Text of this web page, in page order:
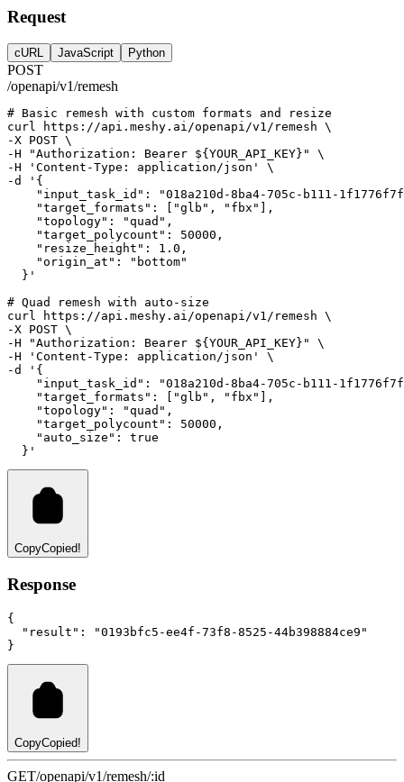
Request
cURL JavaScript Python
POST
/openapi/v1/remesh
# Basic remesh with custom formats and resize
curl
https://api.meshy.ai/openapi/v1/remesh \
-X POST \
-H
"Authorization: Bearer ${YOUR_API_KEY}"
\
-H
'Content-Type: application/json'
\
-d
'{
"input_task_id": "018a210d-8ba4-705c-b111-
    "target_formats": ["glb", "fbx"],
    "topology": "quad",
    "target_polycount": 50000,
    "resize_height": 1.0,
    "origin_at": "bottom"
  }'
# Quad remesh with auto-size
curl
https://api.meshy.ai/openapi/v1/remesh \
-X POST \
-H
"Authorization: Bearer ${YOUR_API_KEY}"
\
-H
'Content-Type: application/json'
\
-d
'{
"input_task_id": "018a210d-8ba4-705c-b111-
    "target_formats": ["glb", "fbx"],
    "topology": "quad",
    "target_polycount": 50000,
    "auto_size": true
  }'
CopyCopied!
Response
{
"result" :
"0193bfc5-ee4f-73f8-8525-44b398884ce9"
}
CopyCopied!
GET/openapi/v1/remesh/:id